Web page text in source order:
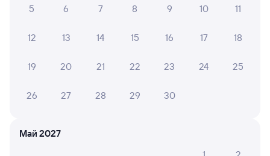
5 6 7 8 9 10 11
12 13 14 15 16 17 18
19 20 21 22 23 24 25
26 27 28 29 30
Май 2027